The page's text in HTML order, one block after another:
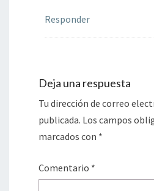
Responder
Deja una respuesta
Tu dirección de correo
publicada. Los campos
marcados con *
Comentario *